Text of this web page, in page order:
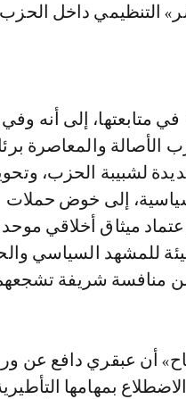
التنظيمي داخل
متابعتها، إلى أنه
والمعاصرة
لشبيبة الحزب،
إلى خوض حملات
ميثاق أخلاقي موحد
للمشهد السياسي
منافسة شريفة
أن عبقري دافع عن
بمهامها